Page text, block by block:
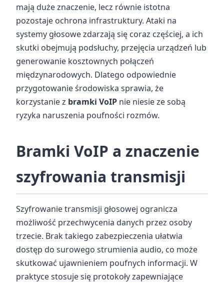
mają duże znaczenie, lecz równie istotna
pozostaje ochrona infrastruktury. Ataki na
systemy głosowe zdarzają się coraz częściej, a ich
skutki obejmują podsłuchy, przejęcia urządzeń lub
generowanie kosztownych połączeń
międzynarodowych. Dlatego odpowiednie
przygotowanie środowiska sprawia, że
korzystanie z bramki VoIP nie niesie ze sobą
ryzyka naruszenia poufności rozmów.
Bramki VoIP a znaczenie
szyfrowania transmisji
Szyfrowanie transmisji głosowej ogranicza
możliwość przechwycenia danych przez osoby
trzecie. Brak takiego zabezpieczenia ułatwia
dostęp do surowego strumienia audio, co może
skutkować ujawnieniem poufnych informacji. W
praktyce stosuje się protokoły zapewniające